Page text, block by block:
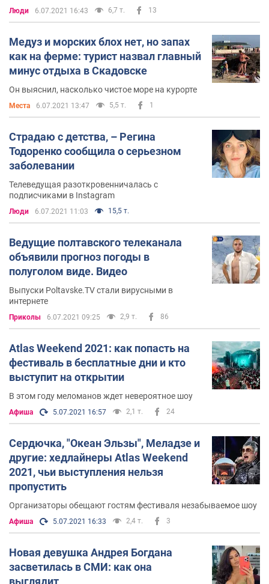
Люди 6.07.2021 16:43 6,7 т. 13
Медуз и морских блох нет, но запах
как на ферме: турист назвал главный
минус отдыха в Скадовске
Он выяснил, насколько чистое море на курорте
Места 6.07.2021 13:47 5,5 т. 1
Страдаю с детства, – Регина
Тодоренко сообщила о серьезном
заболевании
Телеведущая разоткровенничалась с
подписчиками в Instagram
Люди 6.07.2021 11:03 15,5 т.
Ведущие полтавского телеканала
объявили прогноз погоды в
полуголом виде. Видео
Выпуски Poltavske.TV стали вирусными в
интернете
Приколы 6.07.2021 09:25 2,9 т. 86
Atlas Weekend 2021: как попасть на
фестиваль в бесплатные дни и кто
выступит на открытии
В этом году меломанов ждет невероятное шоу
Афиша 5.07.2021 16:57 2,1 т. 24
Сердючка, "Океан Эльзы", Меладзе и
другие: хедлайнеры Atlas Weekend
2021, чьи выступления нельзя
пропустить
Организаторы обещают гостям фестиваля незабываемое шоу
Афиша 5.07.2021 16:33 2,4 т. 3
Новая девушка Андрея Богдана
засветилась в СМИ: как она
выглядит